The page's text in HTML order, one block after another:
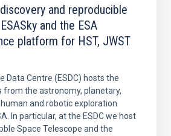
and reproducible
and the ESA
platform for HST, JWST
Data Centre (ESDC) hosts the
from the astronomy, planetary,
and robotic exploration
In particular, at the ESDC we host
Space Telescope and the